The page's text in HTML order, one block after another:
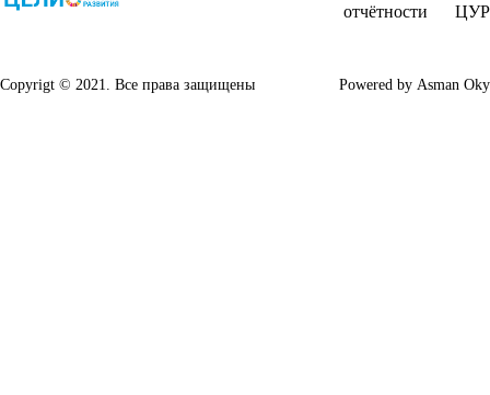
отчётности
ЦУР
Copyrigt © 2021. Все права защищены Powered by Asman Oky